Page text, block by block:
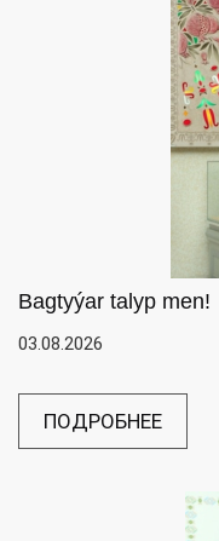
Bagtyýar talyp men!
03.08.2026
ПОДРОБНЕЕ